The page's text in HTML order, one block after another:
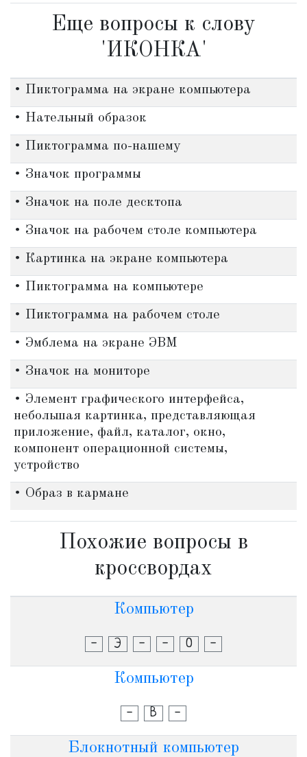
Еще вопросы к слову
'ИКОНКА'
• Пиктограмма на экране компьютера
• Нательный образок
• Пиктограмма по-нашему
• Значок программы
• Значок на поле десктопа
• Значок на рабочем столе компьютера
• Картинка на экране компьютера
• Пиктограмма на компьютере
• Пиктограмма на рабочем столе
• Эмблема на экране ЭВМ
• Значок на мониторе
• Элемент графического интерфейса,
небольшая картинка, представляющая
приложение, файл, каталог, окно,
компонент операционной системы,
устройство
• Образ в кармане
Похожие вопросы в
кроссвордах
Компьютер
- Э - - О -
Компьютер
- В -
Блокнотный компьютер